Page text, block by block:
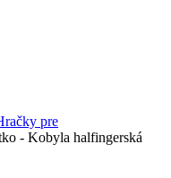
pre
- Kobyla halfingerská